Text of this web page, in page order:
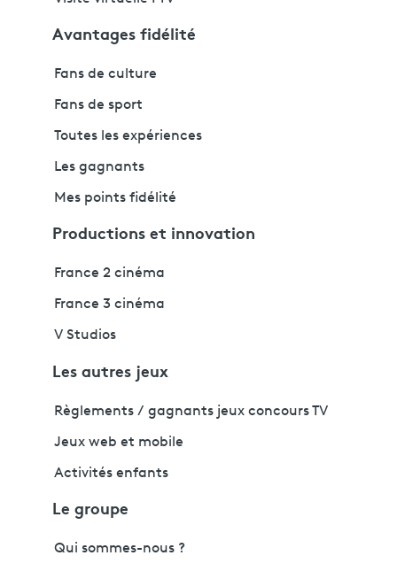
Avantages fidélité
Fans de culture
Fans de sport
Toutes les expériences
Les gagnants
Mes points fidélité
Productions et innovation
France 2 cinéma
France 3 cinéma
V Studios
Les autres jeux
Règlements / gagnants jeux concours TV
Jeux web et mobile
Activités enfants
Le groupe
Qui sommes-nous ?